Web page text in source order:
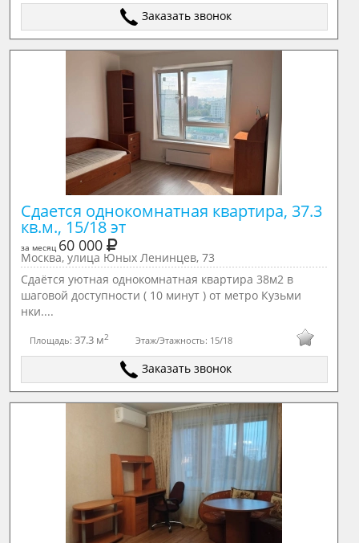
Заказать звонок
Сдается однокомнатная квартира, 37.3
кв.м., 15/18 эт
за месяц 60 000
Москва, улица Юных Ленинцев, 73
Сдаётся уютная однокомнатная квартира 38м2 в
шаговой доступности ( 10 минут ) от метро Кузьми
нки....
Площадь:37.3 м2 Этаж/Этажность: 15/18
Заказать звонок